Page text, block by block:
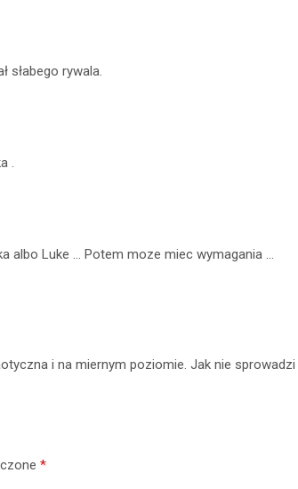
słabego rywala.
.
albo Luke … Potem moze miec wymagania …
i na miernym poziomie. Jak nie sprowadzi
*